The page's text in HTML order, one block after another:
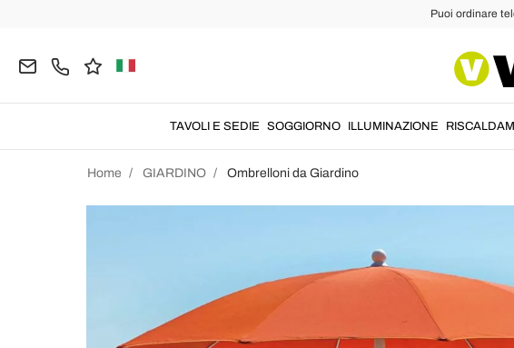
Puoi ordinare
TAVOLI E SEDIE SOGGIORNO ILLUMINAZIONE
Home GIARDINO Ombrelloni da Giardino